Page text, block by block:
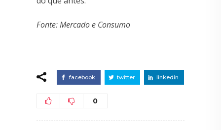
Fonte: Mercado e Consumo
facebook twitter linkedin
0